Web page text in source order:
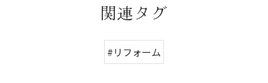
関連タグ
#リフォーム